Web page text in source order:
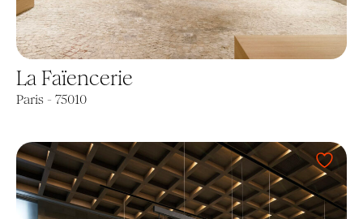
La Faïencerie
Paris - 75010